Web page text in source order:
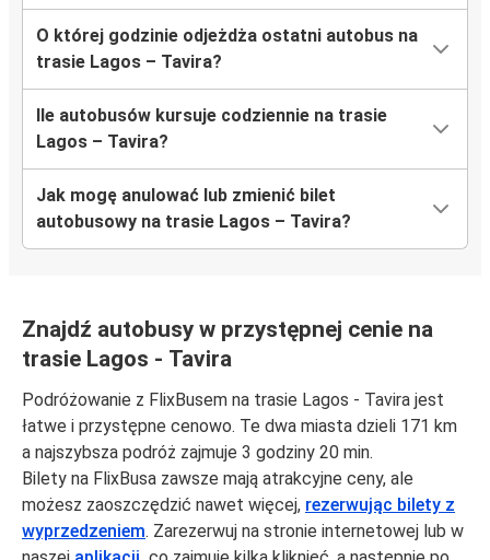
O której godzinie odjeżdża ostatni autobus na
trasie Lagos – Tavira?
Ile autobusów kursuje codziennie na trasie
Lagos – Tavira?
Jak mogę anulować lub zmienić bilet
autobusowy na trasie Lagos – Tavira?
Znajdź autobusy w przystępnej cenie na
trasie Lagos - Tavira
Podróżowanie z FlixBusem na trasie Lagos - Tavira jest
łatwe i przystępne cenowo. Te dwa miasta dzieli 171 km
a najszybsza podróż zajmuje 3 godziny 20 min.
Bilety na FlixBusa zawsze mają atrakcyjne ceny, ale
możesz zaoszczędzić nawet więcej, rezerwując bilety z
wyprzedzeniem. Zarezerwuj na stronie internetowej lub w